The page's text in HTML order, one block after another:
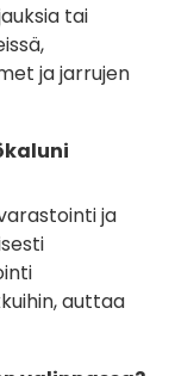
tai
ja jarrujen
ja
auttaa